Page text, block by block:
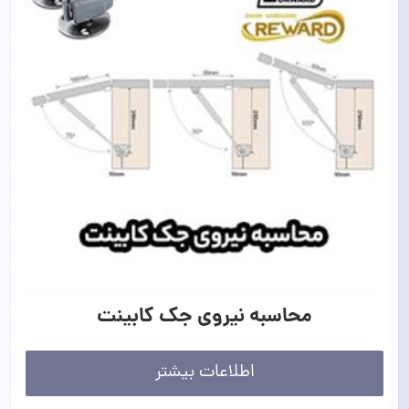
محاسبه نیروی جک کابینت
اطلاعات بیشتر